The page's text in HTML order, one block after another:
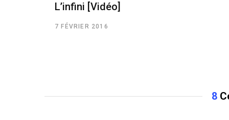
L’infini [Vidéo]
7 FÉVRIER 2016
8